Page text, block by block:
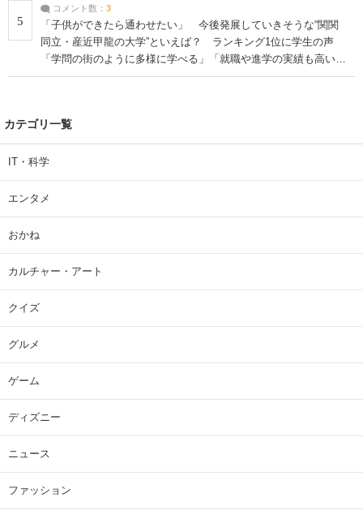
5
コメント数： 3
「子供ができたら通わせたい」 今後発展していきそうな“関関
同立・産近甲龍の大学”といえば？ ランキング1位に学生の声
「学問の街のように多様に学べる」「就職や進学の実績も高い」
| 大学 ねとらぼリサーチ
カテゴリ一覧
IT・科学
エンタメ
おかね
カルチャー・アート
クイズ
グルメ
ゲーム
ディズニー
ニュース
ファッション